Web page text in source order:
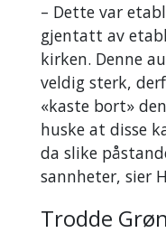
– Dette var
gjentatt av
kirken. Denne
veldig sterk,
«kaste bort»
huske at disse
da slike
sannheter, sier
Trodde